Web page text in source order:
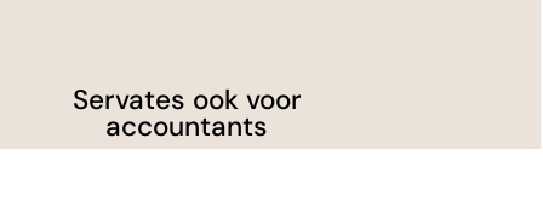
Servates ook voor
accountants